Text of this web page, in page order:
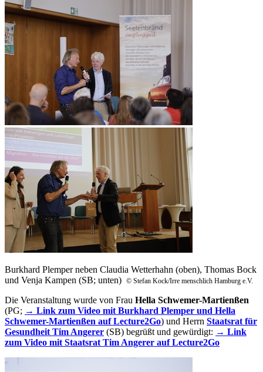
Burkhard Plemper neben Claudia Wetterhahn (oben), Thomas Bock
und Venja Kampen (SB; unten) © Stefan Kock/Irre menschlich Hamburg e.V.
Die Veranstaltung wurde von Frau Hella Schwemer-Martienßen
(PG; → Link zum Video mit Burkhard Plemper und Hella
Schwemer-Martienßen auf Lecture2Go) und Herrn Staatsrat für
Gesundheit Tim Angerer (SB) begrüßt und gewürdigt: → Link
zum Video mit Staatsrat Tim Angerer auf Lecture2Go